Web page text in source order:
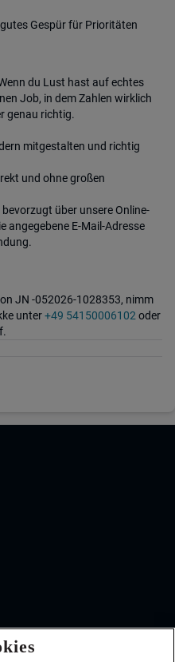
Gespür für Prioritäten
du Lust hast auf echtes
Job, in dem Zahlen wirklich
genau richtig.
mitgestalten und richtig
und ohne großen
über unsere Online-
angegebene E-Mail-Adresse
JN -052026-1028353, nimm
unter+49 54150006102 oder